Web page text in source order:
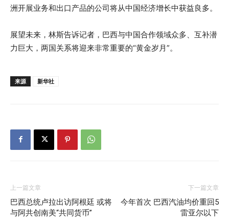
洲开展业务和出口产品的公司将从中国经济增长中获益良多。
展望未来，林斯告诉记者，巴西与中国合作领域众多、互补潜
力巨大，两国关系将迎来非常重要的“黄金岁月”。
来源 新华社
上一篇文章
巴西总统卢拉出访阿根廷 或将
与阿共创南美“共同货币”
下一篇文章
今年首次 巴西汽油均价重回5
雷亚尔以下